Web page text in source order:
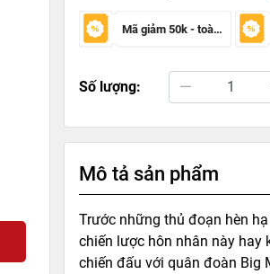
Mã giảm 50k - toàn sàn
Số lượng:
Mô tả sản phẩm
Trước những thủ đoạn hèn
chiến lược hôn nhân này hay
chiến đấu với quân đoàn Big